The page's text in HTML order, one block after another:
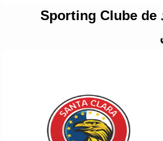
تفاصيل مباراة Moreirense FC ضد Sporting Clube de